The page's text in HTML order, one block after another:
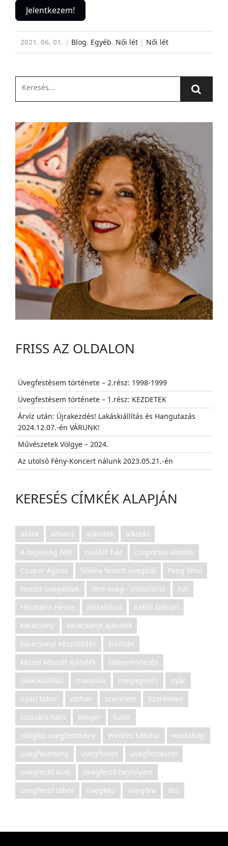
Jelentkezem!
2021. 06. 01. | Blog, Egyéb, Női lét | Női lét
FRISS AZ OLDALON
Üvegfestésem története – 2.rész: 1998-1999
Üvegfestésem története – 1.rész: KEZDETEK
Árvíz után: Újrakezdés! Lakáskiállítás és Hangutazás
2024.12.07.-én VÁRUNK!
Művészetek Völgye – 2024.
Az utolsó Fény-Koncert nálunk 2023.05.21.-én
KERESÉS CÍMKÉK ALAPJÁN
ablak advent ajándék
alkotás
A teljesség felé
családi ház
csoportos alkotás
Csupor Ágnes
falióra festett üvegből
Feng Shui
festett üvegablak
fém-üveg - installáció
hal
Hermann Hesse
installáció
Kahlil Gibran
karácsony
karácsonyi ajándék
karácsonyi készülődés
kiállítás
kézzel készült ajándék
lakberendezés
lakáskiállítás
mandala meglepetés
nyár
nyári tábor
otthon szerelem
Szerelmes
szociális háló
tenger
tükör
világító üvegfestmény
Weöres Sándor
workshop
üvegfestmény
üvegfestés
üvegfestészet
üvegfestő klub
üvegfestő tanfolyam
üvegfestő tábor
üvegkép üvegóra ősz